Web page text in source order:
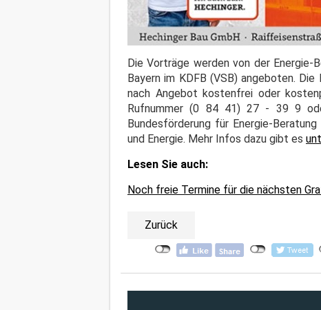
Die Vorträge werden von der Energie-
Bayern im KDFB (VSB) angeboten.
nach Angebot kostenfrei oder
Rufnummer (0 84 41) 27 - 39 9
Bundesförderung für Energie-
und Energie. Mehr Infos dazu gibt es
Lesen Sie auch:
Noch freie Termine für die nächsten
Zurück